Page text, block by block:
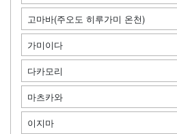
고마바(주오도 히루가미 온천)
가미이다
다카모리
마츠카와
이지마